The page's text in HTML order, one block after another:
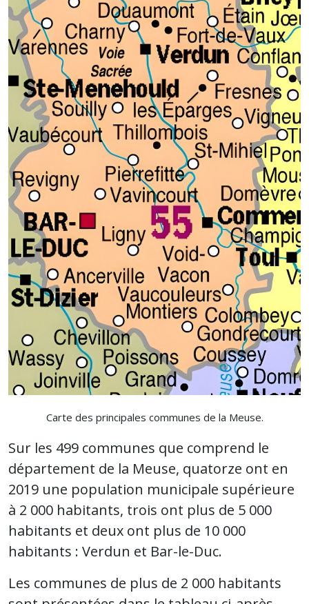
Carte des principales communes de la Meuse.
Sur les 499 communes que comprend le
département de la Meuse, quatorze ont en
2019 une population municipale supérieure
à 2 000 habitants, trois ont plus de 5 000
habitants et deux ont plus de 10 000
habitants : Verdun et Bar-le-Duc.
Les communes de plus de 2 000 habitants